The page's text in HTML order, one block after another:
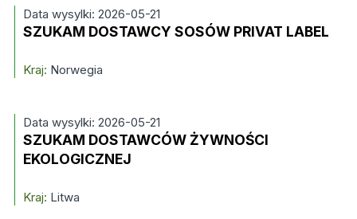
Data wysylki: 2026-05-21
SZUKAM DOSTAWCY SOSÓW PRIVAT LABEL
Kraj: Norwegia
Data wysylki: 2026-05-21
SZUKAM DOSTAWCÓW ŻYWNOŚCI
EKOLOGICZNEJ
Kraj: Litwa